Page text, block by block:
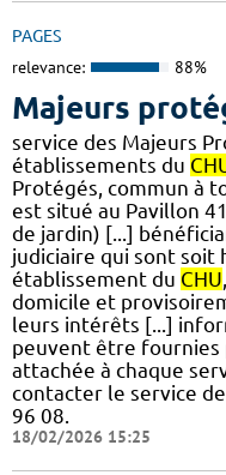
PAGES
relevance: 88%
Majeurs
service des Majeurs
établissements du
Protégés, commun à
est situé au Pavillon
de jardin) [...]
judiciaire qui sont soit
établissement du CHU
domicile et
leurs intérêts [...]
peuvent être fournies
attachée à chaque
contacter le service
96 08.
18/02/2026 15:25